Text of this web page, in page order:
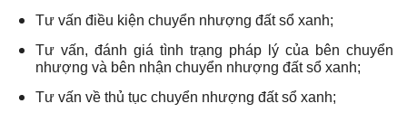
Tư vấn điều kiện chuyển nhượng đất sổ xanh;
Tư vấn, đánh giá tình trạng pháp lý của bên chuyển
nhượng và bên nhận chuyển nhượng đất sổ xanh;
Tư vấn về thủ tục chuyển nhượng đất sổ xanh;